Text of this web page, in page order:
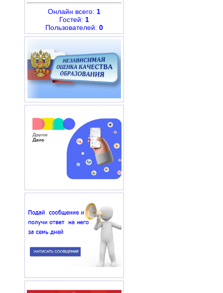
Онлайн всего: 1
Гостей: 1
Пользователей: 0